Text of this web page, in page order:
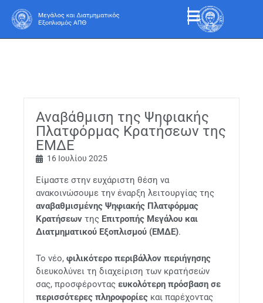
Αναβάθμιση της Ψηφιακής
Πλατφόρμας Κρατήσεων της
ΕΜΔΕ
16 Ιουλίου 2025
Είμαστε στην ευχάριστη θέση να
ανακοινώσουμε την έναρξη λειτουργίας της
αναβαθμισμένης Ψηφιακής Πλατφόρμας
Κρατήσεων της Επιτροπής Μεγάλου και
Διατμηματικού Εξοπλισμού (ΕΜΔΕ).
Το νέο, φιλικότερο περιβάλλον περιήγησης
διευκολύνει τη διαχείριση των κρατήσεών
σας, προσφέροντας ευκολότερη πρόσβαση σε
περισσότερες πληροφορίες και παρέχοντας